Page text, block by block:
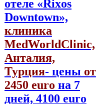
отеле «Rixos
Downtown»,
клиника
MedWorldClinic,
Анталия,
Турция- цены от
2450 euro на 7
дней, 4100 euro